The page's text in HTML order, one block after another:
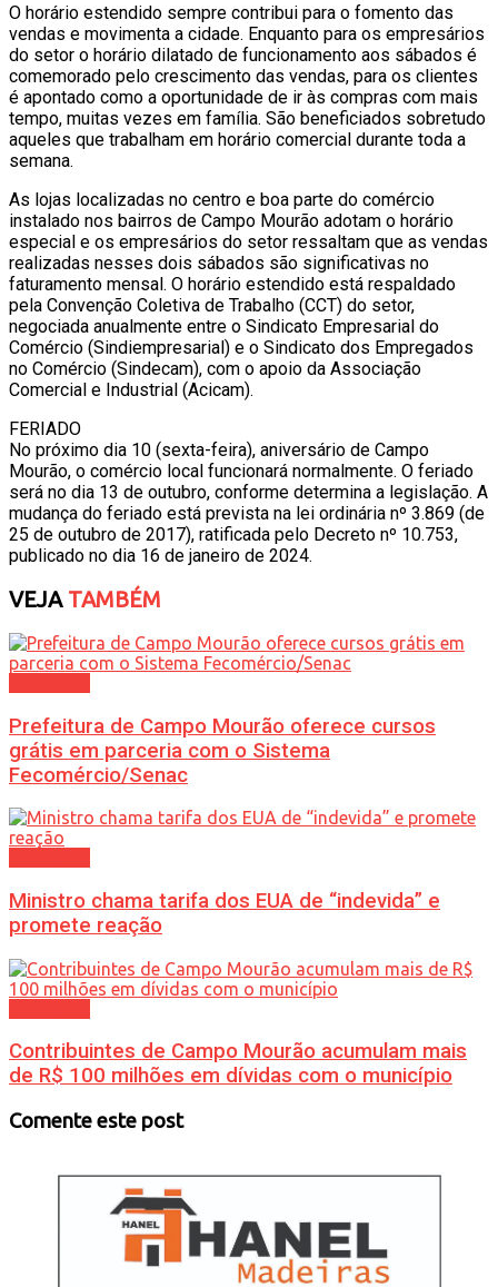
O horário estendido sempre contribui para o fomento das
vendas e movimenta a cidade. Enquanto para os empresários
do setor o horário dilatado de funcionamento aos sábados é
comemorado pelo crescimento das vendas, para os clientes
é apontado como a oportunidade de ir às compras com mais
tempo, muitas vezes em família. São beneficiados sobretudo
aqueles que trabalham em horário comercial durante toda a
semana.
As lojas localizadas no centro e boa parte do comércio
instalado nos bairros de Campo Mourão adotam o horário
especial e os empresários do setor ressaltam que as vendas
realizadas nesses dois sábados são significativas no
faturamento mensal. O horário estendido está respaldado
pela Convenção Coletiva de Trabalho (CCT) do setor,
negociada anualmente entre o Sindicato Empresarial do
Comércio (Sindiempresarial) e o Sindicato dos Empregados
no Comércio (Sindecam), com o apoio da Associação
Comercial e Industrial (Acicam).
FERIADO
No próximo dia 10 (sexta-feira), aniversário de Campo
Mourão, o comércio local funcionará normalmente. O feriado
será no dia 13 de outubro, conforme determina a legislação. A
mudança do feriado está prevista na lei ordinária nº 3.869 (de
25 de outubro de 2017), ratificada pelo Decreto nº 10.753,
publicado no dia 16 de janeiro de 2024.
VEJATAMBÉM
Prefeitura de Campo Mourão oferece cursos
grátis em parceria com o Sistema
Fecomércio/Senac
Ministro chama tarifa dos EUA de “indevida” e
promete reação
Contribuintes de Campo Mourão acumulam mais
de R$ 100 milhões em dívidas com o município
Comente este post